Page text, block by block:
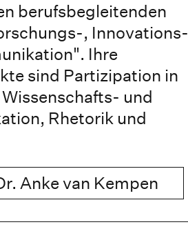
berufsbegleitenden
, Innovations-
Ihre
sind Partizipation in
und
Rhetorik und
Anke van Kempen